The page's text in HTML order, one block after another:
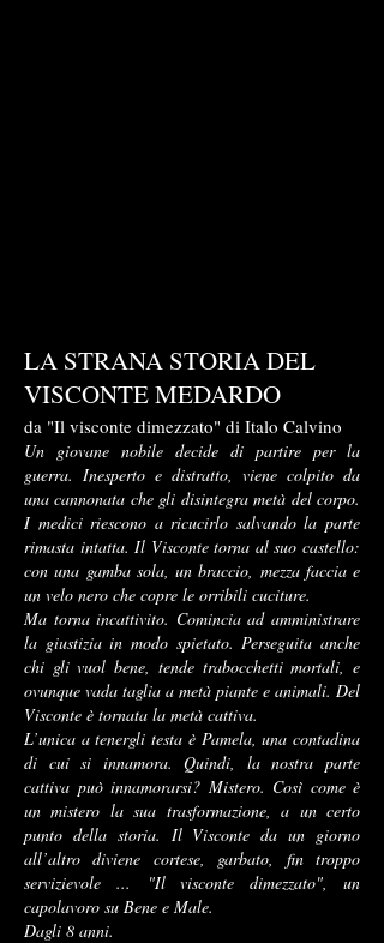
LA STRANA STORIA DEL
VISCONTE MEDARDO
da "Il visconte dimezzato" di Italo Calvino
Un giovane nobile decide di partire per la
guerra. Inesperto e distratto, viene colpito da
una cannonata che gli disintegra metà del corpo.
I medici riescono a ricucirlo salvando la parte
rimasta intatta. Il Visconte torna al suo castello:
con una gamba sola, un braccio, mezza faccia e
un velo nero che copre le orribili cuciture.
Ma torna incattivito. Comincia ad amministrare
la giustizia in modo spietato. Perseguita anche
chi gli vuol bene, tende trabocchetti mortali, e
ovunque vada taglia a metà piante e animali. Del
Visconte è tornata la metà cattiva.
L’unica a tenergli testa è Pamela, una contadina
di cui si innamora. Quindi, la nostra parte
cattiva può innamorarsi? Mistero. Così come è
un mistero la sua trasformazione, a un certo
punto della storia. Il Visconte da un giorno
all’altro diviene cortese, garbato, fin troppo
servizievole ...
"Il visconte dimezzato", un
capolavoro su Bene e Male.
Dagli 8 anni.